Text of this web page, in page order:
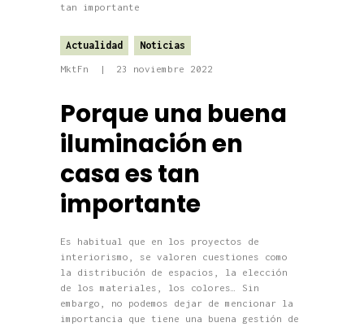
Actualidad Noticias
MktFn 23 noviembre 2022
Porque una buena
iluminación en
casa es tan
importante
Es habitual que en los proyectos de
interiorismo, se valoren cuestiones como
la distribución de espacios, la elección
de los materiales, los colores… Sin
embargo, no podemos dejar de mencionar la
importancia que tiene una buena gestión de